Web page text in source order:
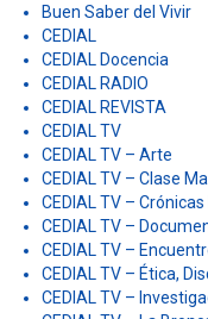
Buen Saber del Vivir
CEDIAL
CEDIAL Docencia
CEDIAL RADIO
CEDIAL REVISTA
CEDIAL TV
CEDIAL TV – Arte
CEDIAL TV – Clase
CEDIAL TV –
CEDIAL TV –
CEDIAL TV –
CEDIAL TV – Ética,
CEDIAL TV –